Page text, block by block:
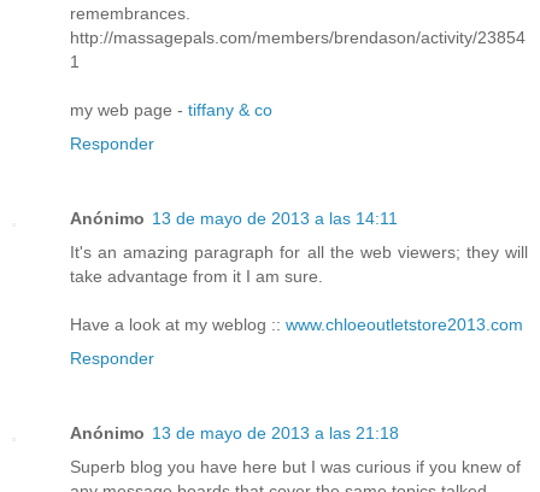
remembrances.
http://massagepals.com/members/brendason/activity/23854
1
my web page - tiffany & co
Responder
Anónimo 13 de mayo de 2013 a las 14:11
It's an amazing paragraph for all the web viewers; they will
take advantage from it I am sure.
Have a look at my weblog :: www.chloeoutletstore2013.com
Responder
Anónimo 13 de mayo de 2013 a las 21:18
Superb blog you have here but I was curious if you knew of